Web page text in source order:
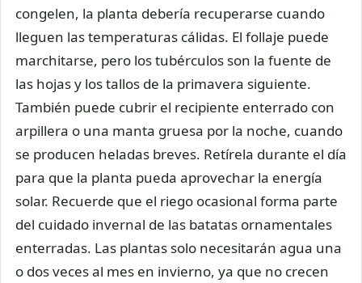
congelen, la planta debería recuperarse cuando
lleguen las temperaturas cálidas. El follaje puede
marchitarse, pero los tubérculos son la fuente de
las hojas y los tallos de la primavera siguiente.
También puede cubrir el recipiente enterrado con
arpillera o una manta gruesa por la noche, cuando
se producen heladas breves. Retírela durante el día
para que la planta pueda aprovechar la energía
solar. Recuerde que el riego ocasional forma parte
del cuidado invernal de las batatas ornamentales
enterradas. Las plantas solo necesitarán agua una
o dos veces al mes en invierno, ya que no crecen